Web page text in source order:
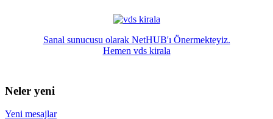
Sanal sunucusu olarak NetHUB'ı Önermekteyiz.
Hemen vds kirala
Neler yeni
Yeni mesajlar